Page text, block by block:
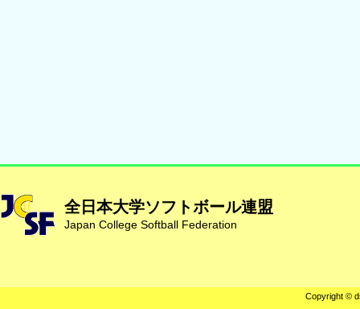
全日本大学ソフトボール連盟
Japan College Softball Federation
Copyright ©